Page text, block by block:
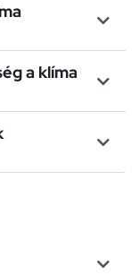
a klíma